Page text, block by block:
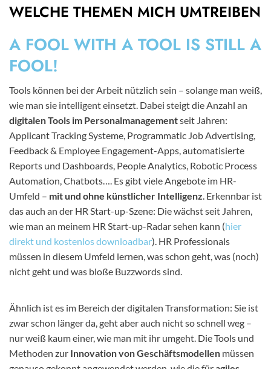
WELCHE THEMEN MICH UMTREIBEN
A FOOL WITH A TOOL IS STILL A
FOOL!
Tools können bei der Arbeit nützlich sein – solange man weiß,
wie man sie intelligent einsetzt. Dabei steigt die Anzahl an
digitalen Tools im Personalmanagementseit Jahren:
Applicant Tracking Systeme, Programmatic Job Advertising,
Feedback & Employee Engagement-Apps, automatisierte
Reports und Dashboards, People Analytics, Robotic Process
Automation, Chatbots…. Es gibt viele Angebote im HR-
Umfeld – mit und ohne künstlicher Intelligenz. Erkennbar ist
das auch an der HR Start-up-Szene: Die wächst seit Jahren,
wie man an meinem HR Start-up-Radar sehen kann (hier
direkt und kostenlos downloadbar). HR Professionals
müssen in diesem Umfeld lernen, was schon geht, was (noch)
nicht geht und was bloße Buzzwords sind.
Ähnlich ist es im Bereich der digitalen Transformation: Sie ist
zwar schon länger da, geht aber auch nicht so schnell weg –
nur weiß kaum einer, wie man mit ihr umgeht. Die Tools und
Methoden zur Innovation von Geschäftsmodellen müssen